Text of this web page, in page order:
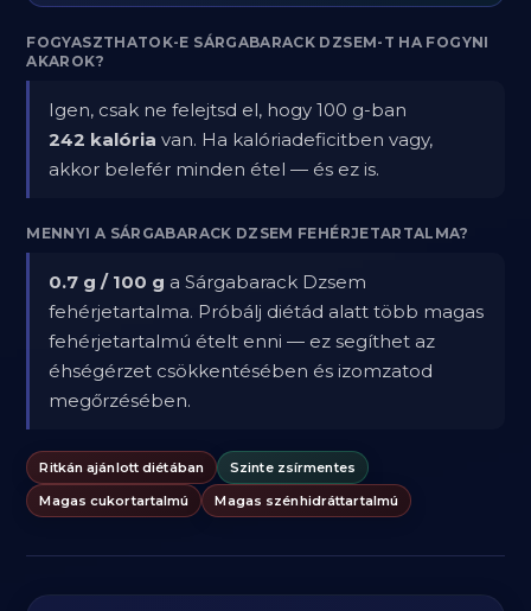
FOGYASZTHATOK-E SÁRGABARACK DZSEM-T HA FOGYNI
AKAROK?
Igen, csak ne felejtsd el, hogy 100 g-ban
242 kalória van. Ha kalóriadeficitben vagy,
akkor belefér minden étel — és ez is.
MENNYI A SÁRGABARACK DZSEM FEHÉRJETARTALMA?
0.7 g / 100 g a Sárgabarack Dzsem
fehérjetartalma. Próbálj diétád alatt több magas
fehérjetartalmú ételt enni — ez segíthet az
éhségérzet csökkentésében és izomzatod
megőrzésében.
Ritkán ajánlott diétában
Szinte zsírmentes
Magas cukortartalmú
Magas szénhidráttartalmú